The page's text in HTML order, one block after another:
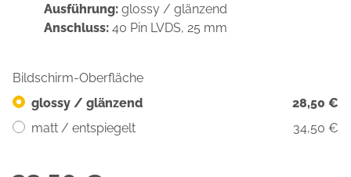
Ausführung: glossy / glänzend
Anschluss: 40 Pin LVDS, 25 mm
Bildschirm-Oberfläche
glossy / glänzend
28,50 €
matt / entspiegelt
34,50 €